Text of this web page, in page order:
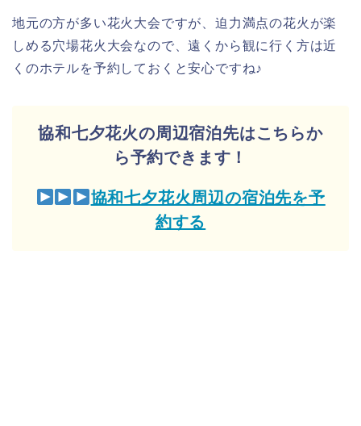
地元の方が多い花火大会ですが、迫力満点の花火が楽
しめる穴場花火大会なので、遠くから観に行く方は近
くのホテルを予約しておくと安心ですね♪
協和七夕花火の周辺宿泊先はこちらか
ら予約できます！
協和七夕花火周辺の宿泊先を予
約する